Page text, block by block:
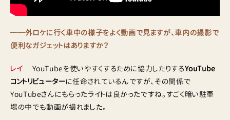
──外ロケに行く車中の様子をよく動画で見ますが、車内の撮影で
便利なガジェットはありますか？
レイ YouTubeを使いやすくするために協力したりするYouTube
コントリビューターに任命されているんですが、その関係で
YouTubeさんにもらったライトは良かったですね。すごく暗い駐車
場の中でも動画が撮れました。